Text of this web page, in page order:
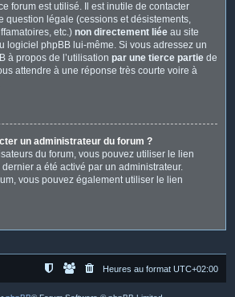
forum est utilisé. Il est inutile de contacter
question légale (cessions et désistements,
etc.) non directement liée au site
logiciel phpBB lui-même. Si vous adressez un
à propos de l’utilisation par une tierce partie de
attendre à une réponse très courte voire à
un administrateur du forum ?
du forum, vous pouvez utiliser le lien
a été activé par un administrateur.
vous pouvez également utiliser le lien
Heures au format UTC+02:00